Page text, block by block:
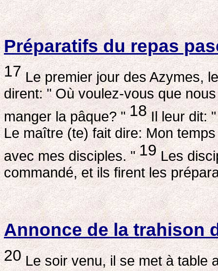
Préparatifs du repas
17Le premier jour des Azymes,
dirent: " Où voulez-vous que
manger la pâque? "18Il leur dit: "
Le maître (te) fait dire: Mon
avec mes disciples. "19Les
commandé, et ils firent les
Annonce de la trahison
20Le soir venu, il se met à table